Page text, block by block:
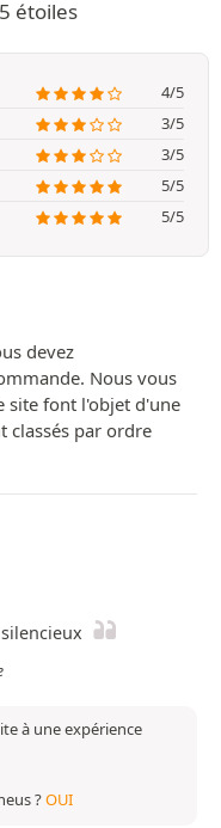
étoiles
4/5
3/5
3/5
5/5
5/5
devez
Nous vous
site font l'objet d'une
classés par ordre
à une expérience
?OUI